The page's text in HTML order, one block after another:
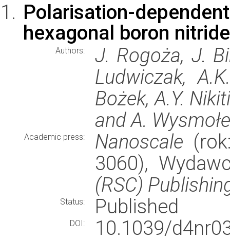
Polarisation-
hexagonal boron
Authors:
J. Rogoża, J.
Ludwiczak,
Bożek, A.Y.
and A.
Academic press: Nanoscale
3060),
(RSC)
Status: Published
DOI:
10.1039/